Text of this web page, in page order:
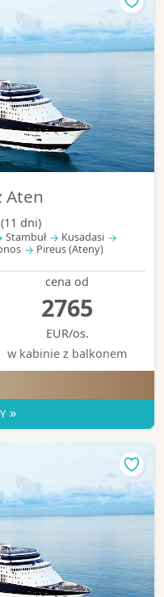
Aten
dni)
Stambuł
Kusadasi
Pireus (Ateny)
cena od
2765
EUR/os.
w kabinie z balkonem
»